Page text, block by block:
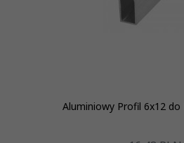
Aluminiowy Profil 6x12 do